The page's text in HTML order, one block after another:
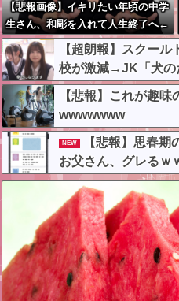
【悲報画像】イキリたい年頃の中学
生さん、和彫を入れて人生終了へ←
これw w w w w w
【超朗報】スクー
校が激減→JK「犬の
【悲報】これが趣
wwwwwww
NEW
【悲報】思春
お父さん、グレるｗ